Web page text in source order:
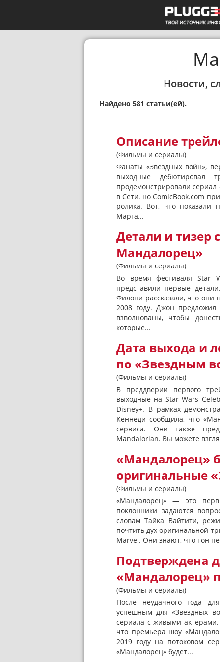
Новости,
Найдено 581 статьи(ей).
Описание
(Фильмы и сериалы)
Фанаты «Звездных войн»,
выходные дебютировал
продемонстрировали
в Сети, но ComicBook.com
ролика. Вот, что показали
Марга...
Детали и тизер
Мандалорец»
(Фильмы и сериалы)
Во время фестиваля Star
представили первые
Филони рассказали, что они
2008 году. Джон
взволнованы, чтобы
которые...
Дата выхода и
по «Звездным
(Фильмы и сериалы)
В преддверии первого
выходные на Star Wars
Disney+. В рамках
Кеннеди сообщила, что
сервиса. Они также
Mandalorian. Вы можете
«Мандалорец»
оригинальные
(Фильмы и сериалы)
«Мандалорец» — это
поклонники задаются
словам Тайка Вайтити,
почтить дух оригинальной
Marvel. Они знают, что тон
Подтверждена
«Мандалорец»
(Фильмы и сериалы)
После неудачного года
успешным для «Звездных
сериала с живыми
что премьера шоу
2019 году на потоковом
«Мандалорец» будет...